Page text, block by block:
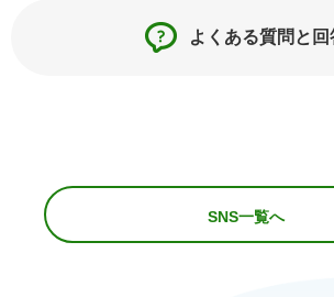
よくある質問と回
SNS一覧へ